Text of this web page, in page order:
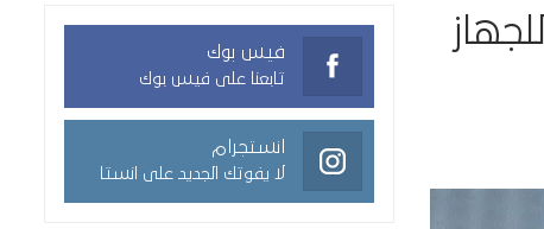
فيس بوك
تابعنا على فيس بوك
انستجرام
لا يفوتك الجديد على انستا